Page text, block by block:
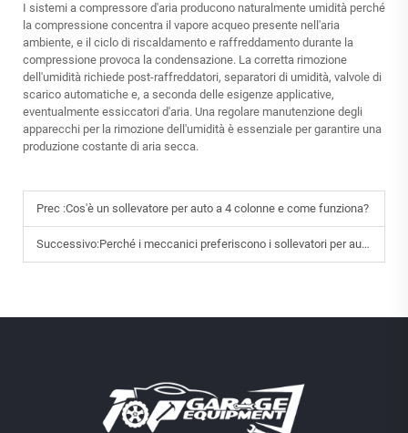
I sistemi a compressore d'aria producono naturalmente umidità perché
la compressione concentra il vapore acqueo presente nell'aria
ambiente, e il ciclo di riscaldamento e raffreddamento durante la
compressione provoca la condensazione. La corretta rimozione
dell'umidità richiede post-raffreddatori, separatori di umidità, valvole di
scarico automatiche e, a seconda delle esigenze applicative,
eventualmente essiccatori d'aria. Una regolare manutenzione degli
apparecchi per la rimozione dell'umidità è essenziale per garantire una
produzione costante di aria secca.
Prec :Cos'è un sollevatore per auto a 4 colonne e come funziona?
Successivo:Perché i meccanici preferiscono i sollevatori per auto a 4 colonne nel 2025?